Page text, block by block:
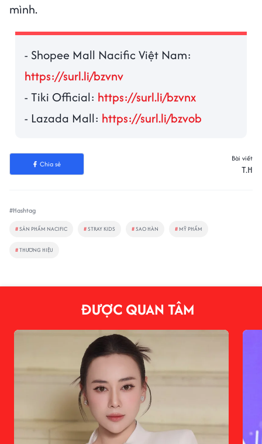
mình.
- Shopee Mall Nacific Việt Nam:
https://surl.li/bzvnv
- Tiki Official: https://surl.li/bzvnx
- Lazada Mall: https://surl.li/bzvob
Chia sẻ
Bài viết
T.H
#Hashtag
#SẢN PHẨM NACIFIC #STRAY KIDS #SAO HÀN # MỸ PHẨM
#THƯƠNG HIỆU
ĐƯỢC QUAN TÂM